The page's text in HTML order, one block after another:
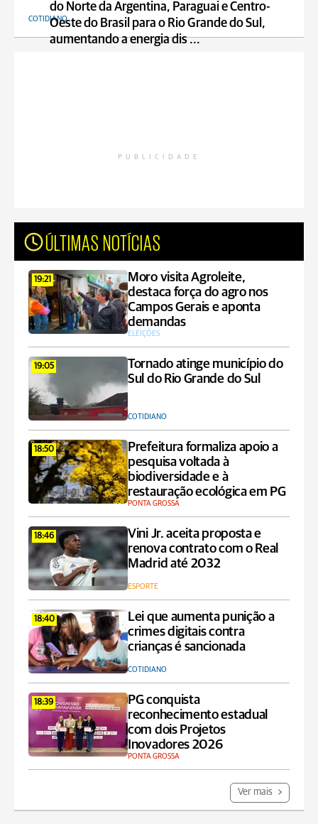
do Norte da Argentina, Paraguai e Centro-
Oeste do Brasil para o Rio Grande do Sul,
aumentando a energia dis ...
COTIDIANO
PUBLICIDADE
ÚLTIMAS NOTÍCIAS
19:21
Moro visita Agroleite,
destaca força do agro nos
Campos Gerais e aponta
demandas
ELEIÇÕES
19:05
Tornado atinge município do
Sul do Rio Grande do Sul
COTIDIANO
18:50
Prefeitura formaliza apoio a
pesquisa voltada à
biodiversidade e à
restauração ecológica em PG
PONTA GROSSA
18:46
Vini Jr. aceita proposta e
renova contrato com o Real
Madrid até 2032
ESPORTE
18:40
Lei que aumenta punição a
crimes digitais contra
crianças é sancionada
COTIDIANO
18:39
PG conquista
reconhecimento estadual
com dois Projetos
Inovadores 2026
PONTA GROSSA
Ver mais